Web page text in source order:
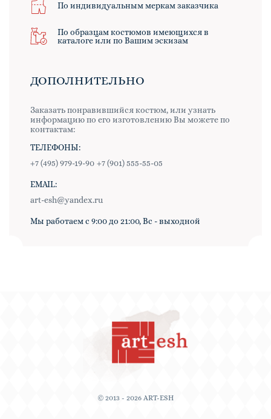
По индивидуальным меркам заказчика
По образцам костюмов имеющихся в
каталоге или по Вашим эскизам
ДОПОЛНИТЕЛЬНО
Заказать понравившийся костюм, или узнать
информацию по его изготовлению Вы можете по
контактам:
ТЕЛЕФОНЫ:
+7 (495) 979-19-90 +7 (901) 555-55-05
EMAIL:
art-esh@yandex.ru
Мы работаем с 9:00 до 21:00, Вс - выходной
© 2013 - 2026 ART-ESH